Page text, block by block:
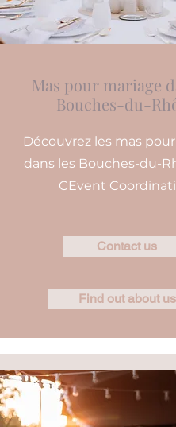
Mas pour mariage
Bouches-du-
Découvrez les mas
dans les Bouches-du-
CEvent
Contact us
Find out about us